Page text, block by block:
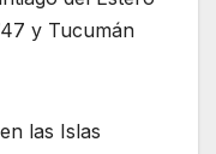
y Tucumán
las Islas